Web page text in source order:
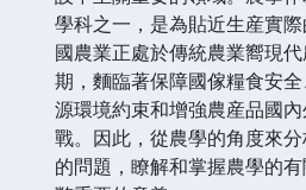
學科之一，是為貼近生産實
國農業正處於傳統農業嚮現
期，麵臨著保障國傢糧食安
源環境約束和增強農産品國
戰。因此，從農學的角度來
的問題，瞭解和掌握農學的